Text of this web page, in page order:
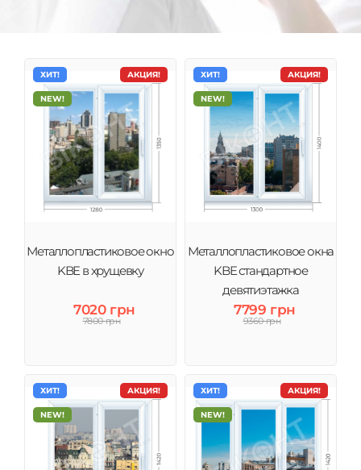
Металлопластиковые окна KBE
качеством, исключительной надежностью и
техническими инновациями.
АКЦИЯ!
ХИТ!
NEW!
Металлопластиковое окно
KBE в хрущевку
7020 грн
7800 грн
АКЦИЯ!
ХИТ!
NEW!
Металлопластиковое окна
KBE стандартное
девятиэтажка
7799 грн
9360 грн
АКЦИЯ!
ХИТ!
NEW!
АКЦИЯ!
ХИТ!
NEW!